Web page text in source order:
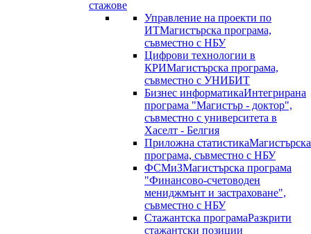
стажове
Управление на проекти по
ИТМагистърска програма,
съвместно с НБУ
Цифрови технологии в
КРИМагистърска програма,
съвместно с УНИБИТ
Бизнес информатикаИнтегрирана
програма "Магистър - доктор",
съвместно с университета в
Хаселт - Белгия
Приложна статистикаМагистърска
програма, съвместно с НБУ
ФСМиЗМагистърска програма
"Финансово-счетоводен
мениджмънт и застраховане",
съвместно с НБУ
Стажантска програмаРазкрити
стажантски позиции